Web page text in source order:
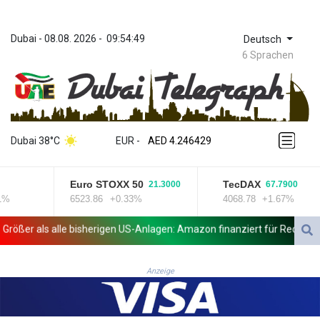
Dubai - 08.08. 2026 - 09:54:49 Deutsch
6 Sprachen
Dubai 38°C EUR -
ZWL 372.275202
AED 4.246429
AED 4.246429
AFN 76.887634
AMD 423.342651
AOA 1060.176801
ARS 1724.882575
AUD 1.635501
AZN 1.97002
BAM 1.961391
BBD 2.328337
BDT 143.102254
Euro STOXX 50 21.3000
6523.86 +0.33%
TecDAX 67.7900
4068.78 +1.67%
als alle bisherigen US-Anlagen: Amazon finanziert für
Anzeige